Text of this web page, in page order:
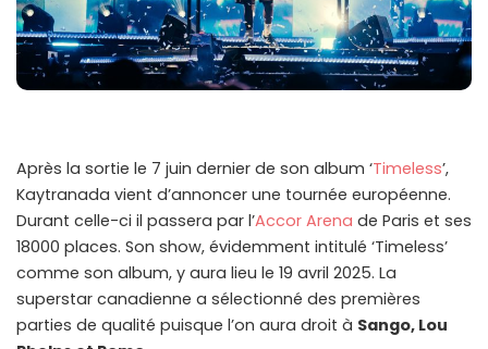
Après la sortie le 7 juin dernier de son album ‘Timeless’,
Kaytranada vient d’annoncer une tournée européenne.
Durant celle-ci il passera par l’Accor Arena de Paris et ses
18000 places. Son show, évidemment intitulé ‘Timeless’
comme son album, y aura lieu le 19 avril 2025. La
superstar canadienne a sélectionné des premières
parties de qualité puisque l’on aura droit à Sango, Lou